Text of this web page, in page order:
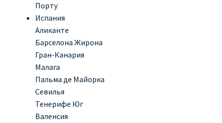
Порту
Испания
Аликанте
Барселона Жирона
Гран-Канария
Малага
Пальма де Майорка
Севилья
Тенерифе Юг
Валенсия